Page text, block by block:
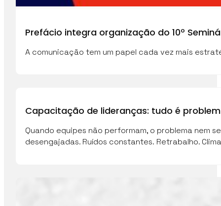
Prefácio integra organização do 10º
A comunicação tem um papel cada vez mais
Capacitação de lideranças: tudo é
Quando equipes não performam, o problema nem
desengajadas. Ruídos constantes. Retrabalho.